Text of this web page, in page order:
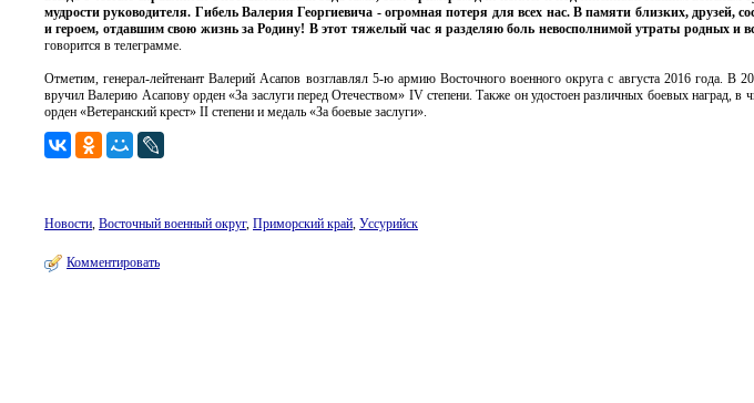
мудрости руководителя. Гибель Валерия Георгиевича - огромная потеря для всех нас. В памяти близких, друзей,
и героем, отдавшим свою жизнь за Родину! В этот тяжелый час я разделяю боль невосполнимой утраты родных и
говорится в телеграмме.
Отметим, генерал-лейтенант Валерий Асапов возглавлял 5-ю армию Восточного военного округа с августа 2016 года. В
вручил Валерию Асапову орден «За заслуги перед Отечеством» IV степени. Также он удостоен различных боевых наград, в
орден «Ветеранский крест» II степени и медаль «За боевые заслуги».
Новости, Восточный военный округ, Приморский край, Уссурийск
Комментировать